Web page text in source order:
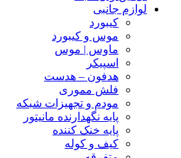
لوازم جانبی
کیبورد
موس و کیبورد
ماوس | موس
اسپیکر
هدفون – هدست
فلش مموری
مودم و تجهیزات شبکه
پایه نگهدارنده مانیتور
پایه خنک کننده
کیف و کوله